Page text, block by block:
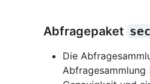
Abfragepaket
Die
Abfragesammlung